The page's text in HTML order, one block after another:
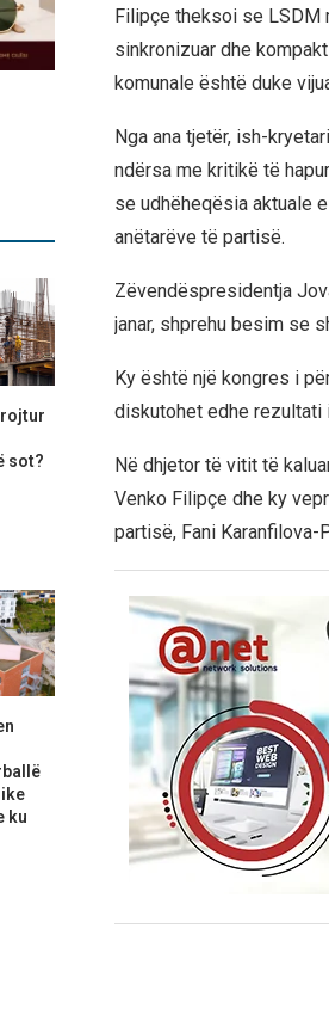
Filipçe theksoi se LSDM
sinkronizuar dhe
komunale është duke
Nga ana tjetër, ish-
ndërsa me kritikë të
se udhëheqësia aktuale
anëtarëve të partisë.
Zëvendëspresidentja
janar, shprehu besim se
Ky është një kongres i
diskutohet edhe rezultati
Në dhjetor të vitit të
Venko Filipçe dhe ky
partisë, Fani Karanfilova-
sot?
ku